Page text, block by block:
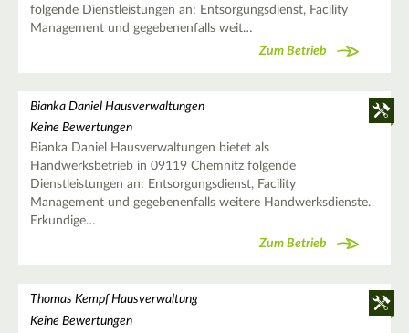
folgende Dienstleistungen an: Entsorgungsdienst, Facility
Management und gegebenenfalls weit…
Zum Betrieb
Bianka Daniel Hausverwaltungen
Keine Bewertungen
Bianka Daniel Hausverwaltungen bietet als
Handwerksbetrieb in 09119 Chemnitz folgende
Dienstleistungen an: Entsorgungsdienst, Facility
Management und gegebenenfalls weitere Handwerksdienste.
Erkundige…
Zum Betrieb
Thomas Kempf Hausverwaltung
Keine Bewertungen